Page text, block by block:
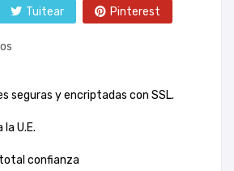
Tuitear Pinterest
seguras y encriptadas con SSL.
U.E.
confianza